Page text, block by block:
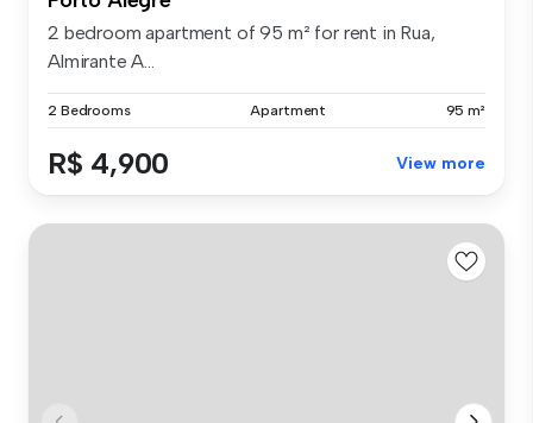
2 bedroom apartment of 95 m² for rent in Rua,
Almirante A...
2 Bedrooms Apartment 95 m²
R$ 4,900 View more